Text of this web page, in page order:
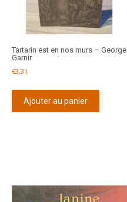
Tartarin est en nos murs – George
Garnir
€3,31
Ajouter au panier